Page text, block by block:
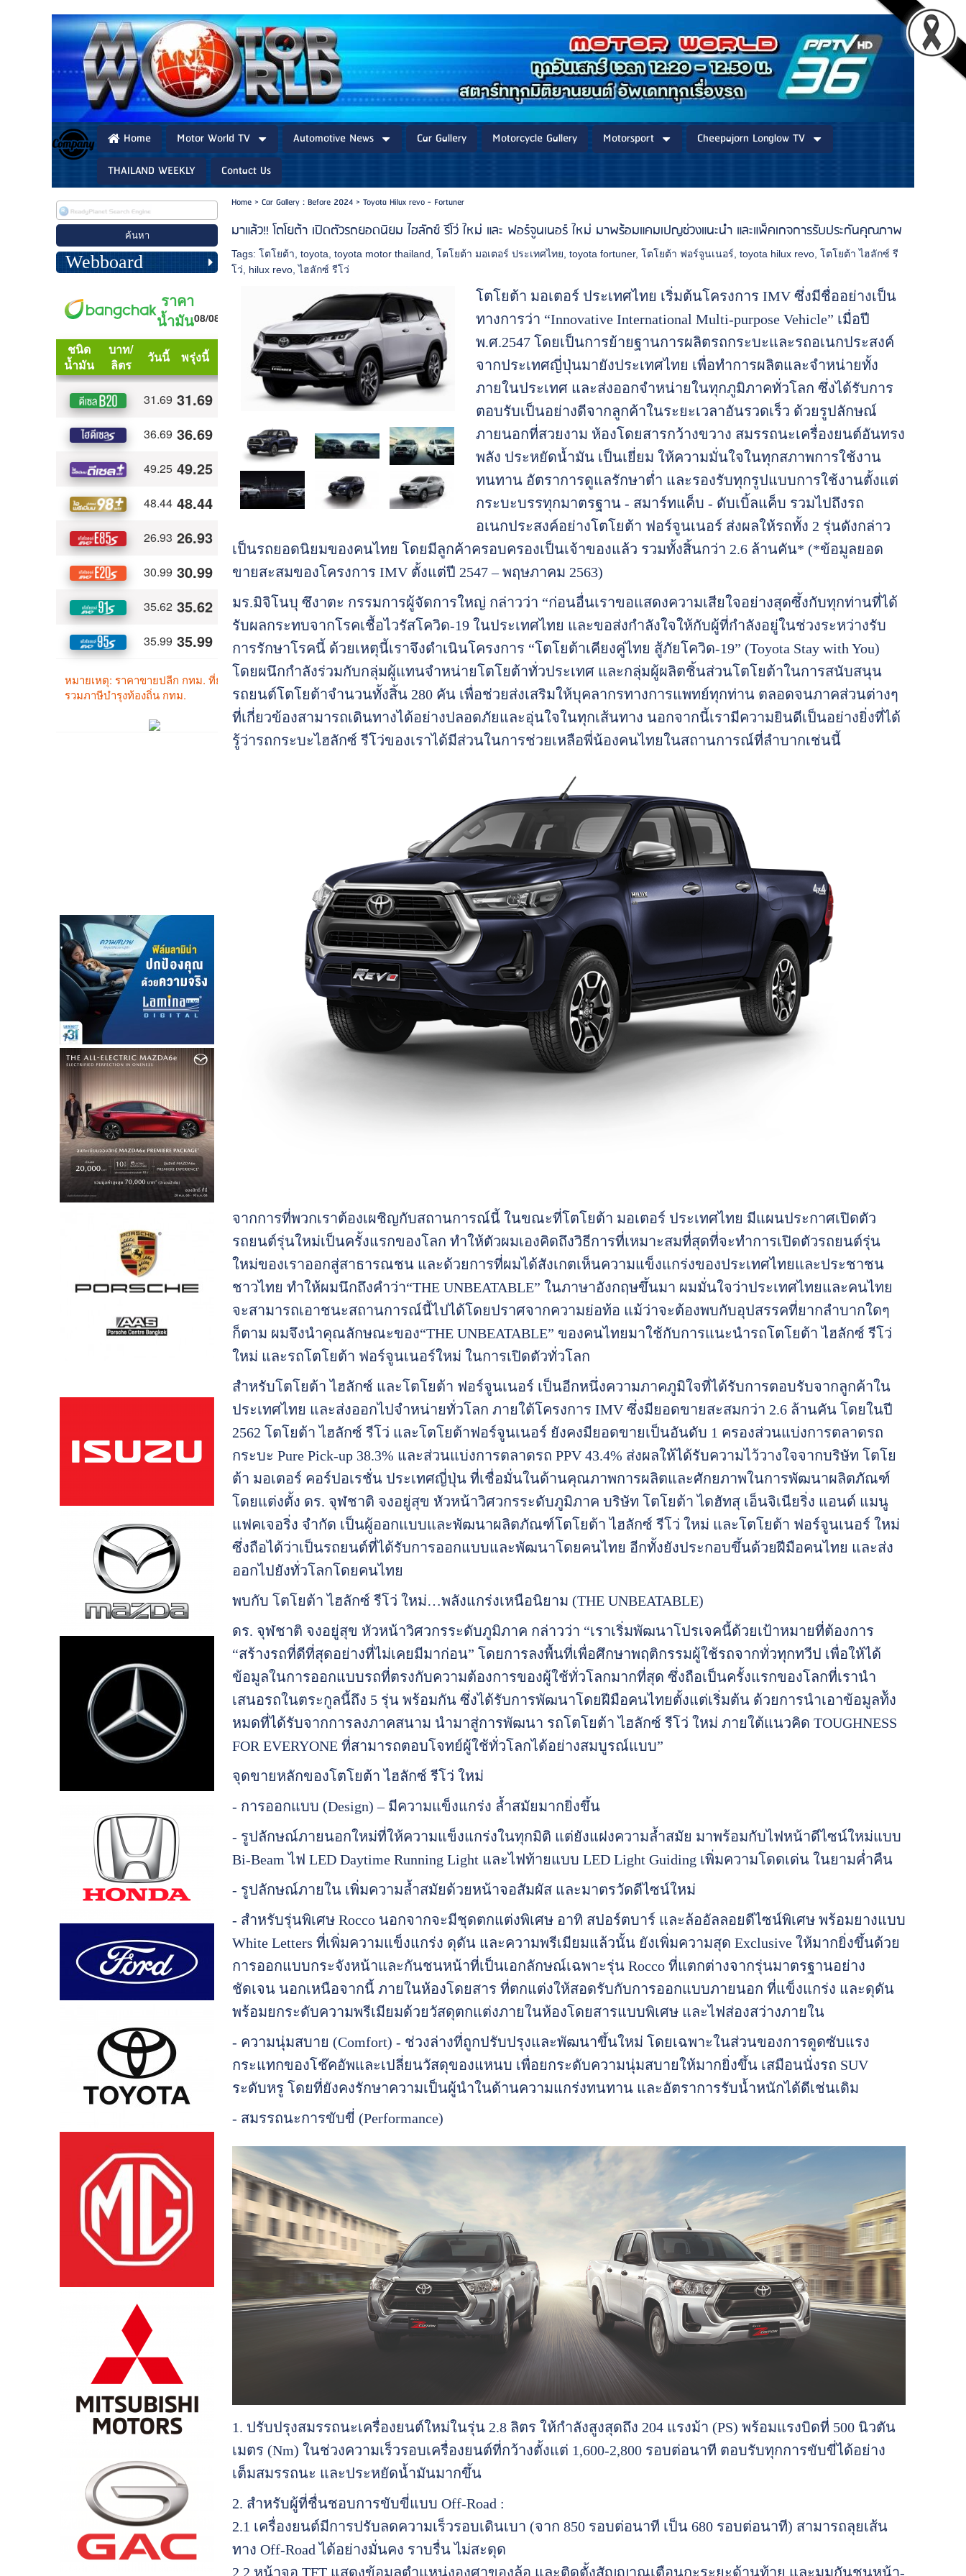
Home Motor World TV Automotive News Car Gallery Motorcycle Gallery Motorsport
Cheepajorn Longlow TV
THAILAND WEEKLY
Contact Us
Webboard
Home> Car Gallery : Before 2024> Toyota Hilux revo - Fortuner
มาแล้ว!! โตโยต้า เปิดตัวรถยอดนิยม ไฮลักซ์ รีโว่ ใหม่ และ ฟอร์จูนเนอร์ ใหม่ มาพร้อมแคมเปญช่วงแนะนำ และแพ็คเกจการรับประกันคุณภาพ
Tags:โตโยต้า ,toyota ,toyota motor thailand ,โตโยต้า มอเตอร์ ประเทศไทย ,toyota fortuner,โตโยต้า ฟอร์จูนเนอร์ ,toyota hilux revo ,โตโยต้า ไฮลักซ์ รี
โว่
hilux revo ,ไฮลักซ์ รีโว่
โตโยต้า มอเตอร์ ประเทศไทย เริ่มต้นโครงการ IMV ซึ่งมีชื่ออย่างเป็น
ทางการว่า “Innovative International Multi-purpose Vehicle” เมื่อปี
พ.ศ.2547 โดยเป็นการย้ายฐานการผลิตรถกระบะและรถอเนกประสงค์
จากประเทศญี่ปุ่นมายังประเทศไทย เพื่อทำการผลิตและจำหน่ายทั้ง
ภายในประเทศ และส่งออกจำหน่ายในทุกภูมิภาคทั่วโลก ซึ่งได้รับการ
ตอบรับเป็นอย่างดีจากลูกค้าในระยะเวลาอันรวดเร็ว ด้วยรูปลักษณ์
ภายนอกที่สวยงาม ห้องโดยสารกว้างขวาง สมรรถนะเครื่องยนต์อันทรง
พลัง ประหยัดน้ำมัน เป็นเยี่ยม ให้ความมั่นใจในทุกสภาพการใช้งาน
ทนทาน อัตราการดูแลรักษาต่ำ และรองรับทุกรูปแบบการใช้งานตั้งแต่
กระบะบรรทุกมาตรฐาน - สมาร์ทแค็บ - ดับเบิ้ลแค็บ รวมไปถึงรถ
อเนกประสงค์อย่างโตโยต้า ฟอร์จูนเนอร์ ส่งผลให้รถทั้ง 2 รุ่นดังกล่าว
เป็นรถยอดนิยมของคนไทย โดยมีลูกค้าครอบครองเป็นเจ้าของแล้ว รวมทั้งสิ้นกว่า 2.6 ล้านคัน* (*ข้อมูลยอด
ขายสะสมของโครงการ IMV ตั้งแต่ปี 2547 – พฤษภาคม 2563)
มร.มิจิโนบุ ซึงาตะ กรรมการผู้จัดการใหญ่ กล่าวว่า “ก่อนอื่นเราขอแสดงความเสียใจอย่างสุดซึ้งกับทุกท่านที่ได้
รับผลกระทบจากโรคเชื้อไวรัสโควิด-19 ในประเทศไทย และขอส่งกำลังใจให้กับผู้ที่กำลังอยู่ในช่วงระหว่างรับ
การรักษาโรคนี้ ด้วยเหตุนี้เราจึงดำเนินโครงการ “โตโยต้าเคียงคู่ไทย สู้ภัยโควิด-19” (Toyota Stay with You)
โดยผนึกกำลังร่วมกับกลุ่มผู้แทนจำหน่ายโตโยต้าทั่วประเทศ และกลุ่มผู้ผลิตชิ้นส่วนโตโยต้าในการสนับสนุน
รถยนต์โตโยต้าจำนวนทั้งสิ้น 280 คัน เพื่อช่วยส่งเสริมให้บุคลากรทางการแพทย์ทุกท่าน ตลอดจนภาคส่วนต่างๆ
ที่เกี่ยวข้องสามารถเดินทางได้อย่างปลอดภัยและอุ่นใจในทุกเส้นทาง นอกจากนี้เรามีความยินดีเป็นอย่างยิ่งที่ได้
รู้ว่ารถกระบะไฮลักซ์ รีโว่ของเราได้มีส่วนในการช่วยเหลือพี่น้องคนไทยในสถานการณ์ที่ลำบากเช่นนี้
จากการที่พวกเราต้องเผชิญกับสถานการณ์นี้ ในขณะที่โตโยต้า มอเตอร์ ประเทศไทย มีแผนประกาศเปิดตัว
รถยนต์รุ่นใหม่เป็นครั้งแรกของโลก ทำให้ตัวผมเองคิดถึงวิธีการที่เหมาะสมที่สุดที่จะทำการเปิดตัวรถยนต์รุ่น
ใหม่ของเราออกสู่สาธารณชน และด้วยการที่ผมได้สังเกตเห็นความแข็งแกร่งของประเทศไทยและประชาชน
ชาวไทย ทำให้ผมนึกถึงคำว่า“THE UNBEATABLE” ในภาษาอังกฤษขึ้นมา ผมมั่นใจว่าประเทศไทยและคนไทย
จะสามารถเอาชนะสถานการณ์นี้ไปได้โดยปราศจากความย่อท้อ แม้ว่าจะต้องพบกับอุปสรรคที่ยากลำบากใดๆ
ก็ตาม ผมจึงนำคุณลักษณะของ“THE UNBEATABLE” ของคนไทยมาใช้กับการแนะนำรถโตโยต้า ไฮลักซ์ รีโว่
ใหม่ และรถโตโยต้า ฟอร์จูนเนอร์ใหม่ ในการเปิดตัวทั่วโลก
สำหรับโตโยต้า ไฮลักซ์ และโตโยต้า ฟอร์จูนเนอร์ เป็นอีกหนึ่งความภาคภูมิใจที่ได้รับการตอบรับจากลูกค้าใน
ประเทศไทย และส่งออกไปจำหน่ายทั่วโลก ภายใต้โครงการ IMV ซึ่งมียอดขายสะสมกว่า 2.6 ล้านคัน โดยในปี
2562 โตโยต้า ไฮลักซ์ รีโว่ และโตโยต้าฟอร์จูนเนอร์ ยังคงมียอดขายเป็นอันดับ 1 ครองส่วนแบ่งการตลาดรถ
กระบะ Pure Pick-up 38.3% และส่วนแบ่งการตลาดรถ PPV 43.4% ส่งผลให้ได้รับความไว้วางใจจากบริษัท โตโย
ต้า มอเตอร์ คอร์ปอเรชั่น ประเทศญี่ปุ่น ที่เชื่อมั่นในด้านคุณภาพการผลิตและศักยภาพในการพัฒนาผลิตภัณฑ์
โดยแต่งตั้ง ดร. จุฬชาติ จงอยู่สุข หัวหน้าวิศวกรระดับภูมิภาค บริษัท โตโยต้า ไดฮัทสุ เอ็นจิเนียริ่ง แอนด์ แมนู
แฟคเจอริ่ง จำกัด เป็นผู้ออกแบบและพัฒนาผลิตภัณฑ์โตโยต้า ไฮลักซ์ รีโว่ ใหม่ และโตโยต้า ฟอร์จูนเนอร์ ใหม่
ซึ่งถือได้ว่าเป็นรถยนต์ที่ได้รับการออกแบบและพัฒนาโดยคนไทย อีกทั้งยังประกอบขึ้นด้วยฝีมือคนไทย และส่ง
ออกไปยังทั่วโลกโดยคนไทย
พบกับ โตโยต้า ไฮลักซ์ รีโว่ ใหม่…พลังแกร่งเหนือนิยาม (THE UNBEATABLE)
ดร. จุฬชาติ จงอยู่สุข หัวหน้าวิศวกรระดับภูมิภาค กล่าวว่า “เราเริ่มพัฒนาโปรเจคนี้ด้วยเป้าหมายที่ต้องการ
“สร้างรถที่ดีที่สุดอย่างที่ไม่เคยมีมาก่อน” โดยการลงพื้นที่เพื่อศึกษาพฤติกรรมผู้ใช้รถจากทั่วทุกทวีป เพื่อให้ได้
ข้อมูลในการออกแบบรถที่ตรงกับความต้องการของผู้ใช้ทั่วโลกมากที่สุด ซึ่งถือเป็นครั้งแรกของโลกที่เรานำ
เสนอรถในตระกูลนี้ถึง 5 รุ่น พร้อมกัน ซึ่งได้รับการพัฒนาโดยฝีมือคนไทยตั้งแต่เริ่มต้น ด้วยการนำเอาข้อมูลท้ัง
หมดที่ได้รับจากการลงภาคสนาม นำมาสู่การพัฒนา รถโตโยต้า ไฮลักซ์ รีโว่ ใหม่ ภายใต้แนวคิด TOUGHNESS
FOR EVERYONE ที่สามารถตอบโจทย์ผู้ใช้ทั่วโลกได้อย่างสมบูรณ์แบบ”
จุดขายหลักของโตโยต้า ไฮลักซ์ รีโว่ ใหม่
- การออกแบบ (Design) – มีความแข็งแกร่ง ล้ำสมัยมากยิ่งขึ้น
- รูปลักษณ์ภายนอกใหม่ที่ให้ความแข็งแกร่งในทุกมิติ แต่ยังแฝงความล้ำสมัย มาพร้อมกับไฟหน้าดีไซน์ใหม่แบบ
Bi-Beam ไฟ LED Daytime Running Light และไฟท้ายแบบ LED Light Guiding เพิ่มความโดดเด่น ในยามค่ำคืน
- รูปลักษณ์ภายใน เพิ่มความล้ำสมัยด้วยหน้าจอสัมผัส และมาตรวัดดีไซน์ใหม่
- สำหรับรุ่นพิเศษ Rocco นอกจากจะมีชุดตกแต่งพิเศษ อาทิ สปอร์ตบาร์ และล้ออัลลอยดีไซน์พิเศษ พร้อมยางแบบ
White Letters ที่เพิ่มความแข็งแกร่ง ดุดัน และความพรีเมียมแล้วนั้น ยังเพิ่มความสุด Exclusive ให้มากยิ่งขึ้นด้วย
การออกแบบกระจังหน้าและกันชนหน้าที่เป็นเอกลักษณ์เฉพาะรุ่น Rocco ที่แตกต่างจากรุ่นมาตรฐานอย่าง
ชัดเจน นอกเหนือจากนี้ ภายในห้องโดยสาร ที่ตกแต่งให้สอดรับกับการออกแบบภายนอก ที่แข็งแกร่ง และดุดัน
พร้อมยกระดับความพรีเมียมด้วยวัสดุตกแต่งภายในห้องโดยสารแบบพิเศษ และไฟส่องสว่างภายใน
- ความนุ่มสบาย (Comfort) - ช่วงล่างที่ถูกปรับปรุงและพัฒนาขึ้นใหม่ โดยเฉพาะในส่วนของการดูดซับแรง
กระแทกของโช๊คอัพและเปลี่ยนวัสดุของแหนบ เพื่อยกระดับความนุ่มสบายให้มากยิ่งขึ้น เสมือนนั่งรถ SUV
ระดับหรู โดยที่ยังคงรักษาความเป็นผู้นำในด้านความแกร่งทนทาน และอัตราการรับนํ้าหนักได้ดีเช่นเดิม
- สมรรถนะการขับขี่ (Performance)
1. ปรับปรุงสมรรถนะเครื่องยนต์ใหม่ในรุ่น 2.8 ลิตร ให้กำลังสูงสุดถึง 204 แรงม้า (PS) พร้อมแรงบิดที่ 500 นิวตัน
เมตร (Nm) ในช่วงความเร็วรอบเครื่องยนต์ที่กว้างตั้งแต่ 1,600-2,800 รอบต่อนาที ตอบรับทุกการขับขี่ได้อย่าง
เต็มสมรรถนะ และประหยัดน้ำมันมากขึ้น
2. สำหรับผู้ที่ชื่นชอบการขับขี่แบบ Off-Road :
2.1 เครื่องยนต์มีการปรับลดความเร็วรอบเดินเบา (จาก 850 รอบต่อนาที เป็น 680 รอบต่อนาที) สามารถลุยเส้น
ทาง Off-Road ได้อย่างมั่นคง ราบรื่น ไม่สะดุด
2.2 หน้าจอ TFT แสดงข้อมูลตำแหน่งองศาของล้อ และติดตั้งสัญญาณเตือนกะระยะด้านท้าย และมุมกันชนหน้า-